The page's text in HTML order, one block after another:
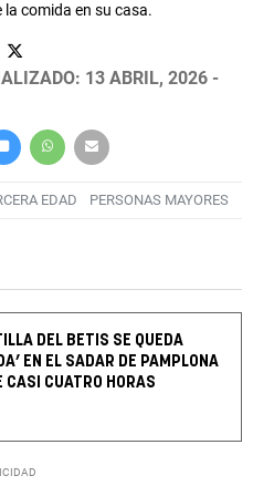
comida en su casa.
13 ABRIL, 2026 -
EDAD PERSONAS MAYORES
DEL BETIS SE QUEDA
EN EL SADAR DE PAMPLONA
CASI CUATRO HORAS